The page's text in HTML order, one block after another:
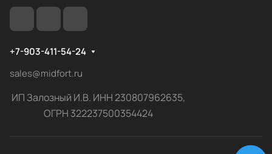
+7-903-411-54-24
sales@midfort.ru
ИП Залозный И.В. ИНН 230807962635,
ОГРН 322237500354424